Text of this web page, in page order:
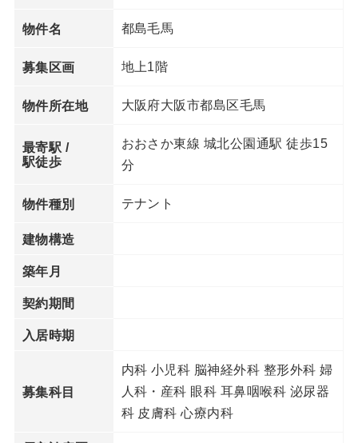
物件名 都島毛馬
募集区画 地上1階
物件所在地 大阪府大阪市都島区毛馬
最寄駅 /
駅徒歩
おおさか東線 城北公園通駅 徒歩15
分
物件種別 テナント
建物構造
築年月
契約期間
入居時期
募集科目
内科 小児科 脳神経外科 整形外科 婦
人科・産科 眼科 耳鼻咽喉科 泌尿器
科 皮膚科 心療内科